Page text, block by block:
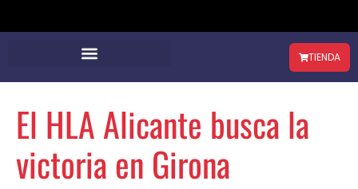
TIENDA
El HLA Alicante busca la
victoria en Girona